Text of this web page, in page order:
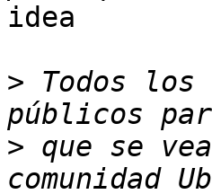
idea
> Todos
> que se